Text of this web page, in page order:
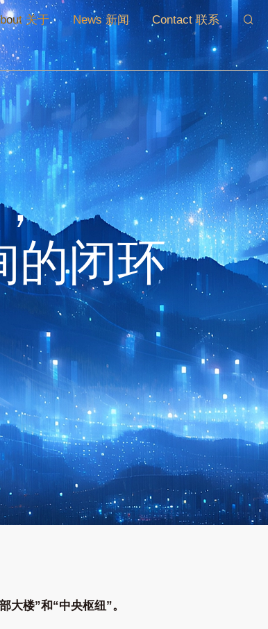
视频宣传片
宣传片
短视频
MG动画
摄影
网站数字化设计
网站
微信公众号
关于 News 新闻 Contact 联系
的闭环
大楼”和“中央枢纽”。